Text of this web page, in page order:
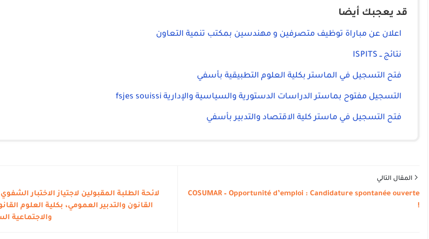
قد يعجبك أيضا
اعلان عن مباراة توظيف متصرفين و مهندسين بمكتب تنمية التعاون
نتائج ــ ISPITS
فتح التسجيل في الماستر بكلية العلوم التطبيقية بأسفي
التسجيل مفتوح بماستر الدراسات الدستورية والسياسية والإدارية fsjes souissi
فتح التسجيل في ماستر كلية الاقتصاد والتدبير بأسفي
المقال التالي
COSUMAR – Opportunité d’emploi : Candidature spontanée ouverte
!
لائحة الطلبة المقبولين لاجتياز الاختبار
القانون والتدبير العمومي، بكلية العلوم
والاجتماعية